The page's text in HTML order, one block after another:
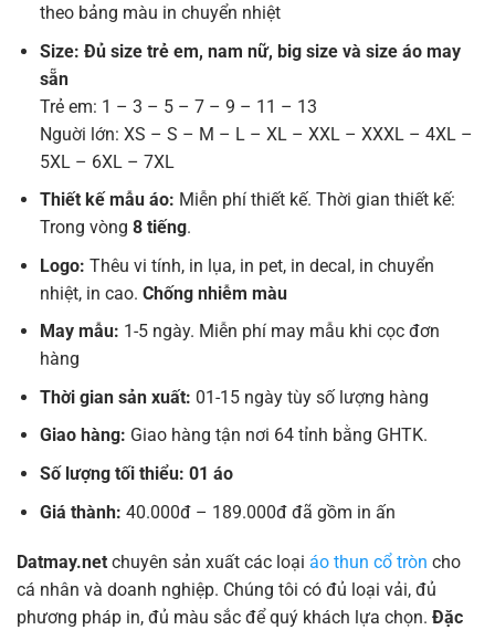
theo bảng màu in chuyển nhiệt
Size: Đủ size trẻ em, nam nữ, big size và size áo may
sẵn
Trẻ em: 1 – 3 – 5 – 7 – 9 – 11 – 13
Nguời lớn: XS – S – M – L – XL – XXL – XXXL – 4XL –
5XL – 6XL – 7XL
Thiết kế mẫu áo: Miễn phí thiết kế. Thời gian thiết kế:
Trong vòng 8 tiếng.
Logo: Thêu vi tính, in lụa, in pet, in decal, in chuyển
nhiệt, in cao. Chống nhiễm màu
May mẫu: 1-5 ngày. Miễn phí may mẫu khi cọc đơn
hàng
Thời gian sản xuất: 01-15 ngày tùy số lượng hàng
Giao hàng: Giao hàng tận nơi 64 tỉnh bằng GHTK.
Số lượng tối thiểu: 01 áo
Giá thành: 40.000đ – 189.000đ đã gồm in ấn
Datmay.net chuyên sản xuất các loại áo thun cổ tròn cho
cá nhân và doanh nghiệp. Chúng tôi có đủ loại vải, đủ
phương pháp in, đủ màu sắc để quý khách lựa chọn. Đặc